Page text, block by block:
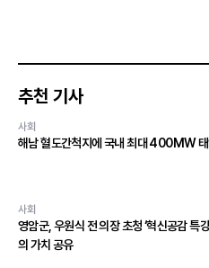
추천 기사
사회
해남 혈도간척지에 국내 최대 400MW
사회
영암군, 우원식 전 의장 초청 ‘혁신공감 특
의 가치 공유